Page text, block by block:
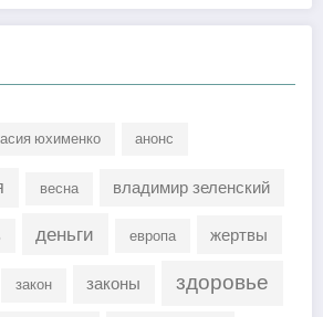
юхименко анонс
весна владимир зеленский
деньги европа жертвы
закон законы здоровье